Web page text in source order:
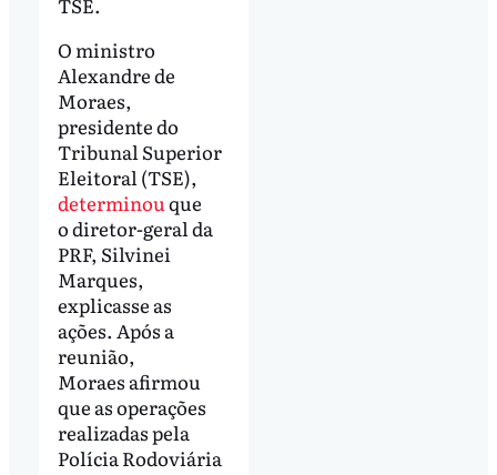
O ministro
Alexandre de
Moraes,
presidente do
Tribunal Superior
Eleitoral (TSE),
determinouque
o diretor-geral da
PRF, Silvinei
Marques,
explicasse as
ações. Após a
reunião,
Moraes afirmou
que as operações
realizadas pela
Polícia Rodoviária